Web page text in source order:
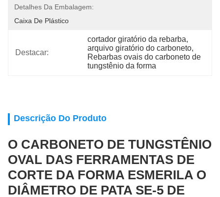
Detalhes Da Embalagem:
Caixa De Plástico
Destacar:
cortador giratório da rebarba,
arquivo giratório do carboneto,
Rebarbas ovais do carboneto de
tungstênio da forma
Descrição Do Produto
O CARBONETO DE TUNGSTÊNIO
OVAL DAS FERRAMENTAS DE
CORTE DA FORMA ESMERILA O
DIÂMETRO DE PATA SE-5 DE